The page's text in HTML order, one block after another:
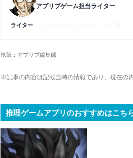
ライター
アプリブゲーム担当ライター
出身。
や専門知識の深さは業界内でも高
執筆：アプリブ編集部
※記事の内容は記載当時の情報であり、現在の
推理ゲームアプリのおすすめはこち